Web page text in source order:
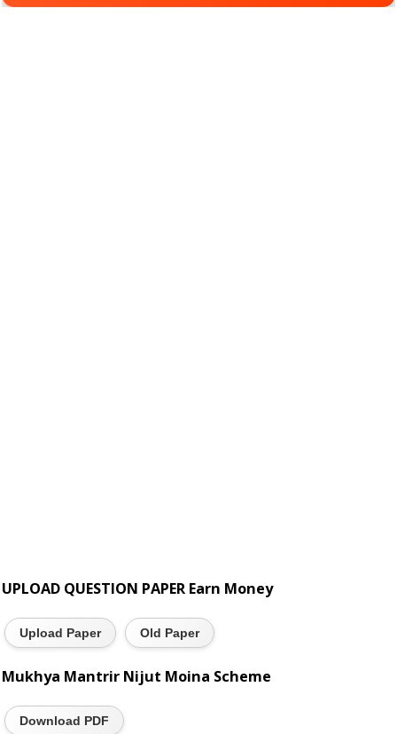
UPLOAD QUESTION PAPER Earn Money
Upload Paper Old Paper
Mukhya Mantrir Nijut Moina Scheme
Download PDF